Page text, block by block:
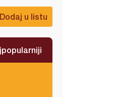
Dodaj u listu